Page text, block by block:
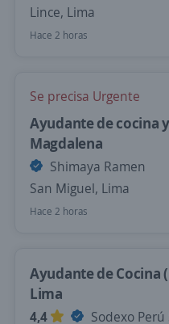
Lince, Lima
Hace 2 horas
Se precisa Urgente
Ayudante de cocina
Magdalena
Shimaya Ramen
San Miguel, Lima
Hace 2 horas
Ayudante de Cocina
Lima
4,4
Sodexo Perú